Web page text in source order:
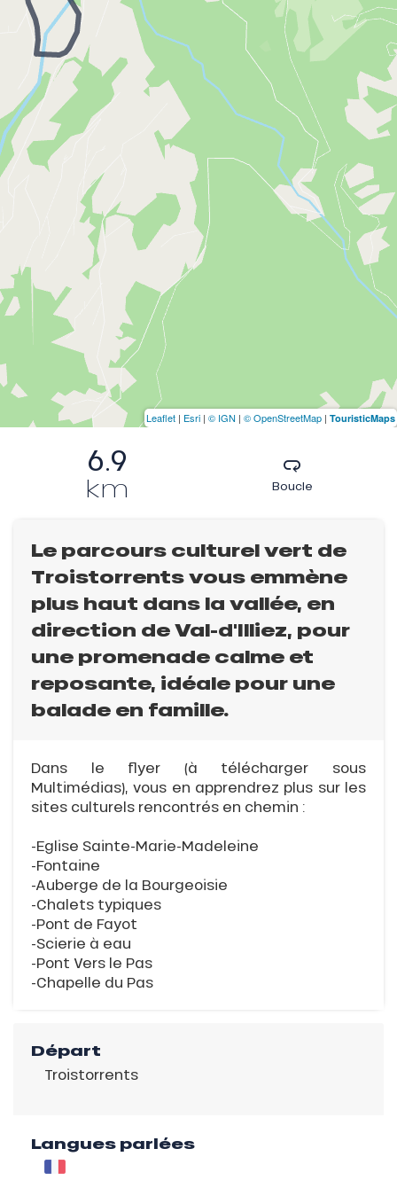
6.9
km Boucle
Le parcours culturel vert de
Troistorrents vous emmène
plus haut dans la vallée, en
direction de Val-d'Illiez, pour
une promenade calme et
reposante, idéale pour une
balade en famille.
Dans le flyer (à télécharger sous
Multimédias), vous en apprendrez plus sur les
sites culturels rencontrés en chemin :
-Eglise Sainte-Marie-Madeleine
-Fontaine
-Auberge de la Bourgeoisie
-Chalets typiques
-Pont de Fayot
-Scierie à eau
-Pont Vers le Pas
-Chapelle du Pas
Départ
Troistorrents
Langues parlées
Leaflet | Esri | © IGN | © OpenStreetMap | TouristicMaps